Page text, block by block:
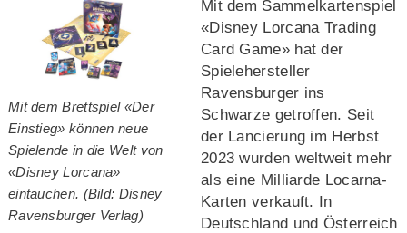
Mit dem Brettspiel «Der
Einstieg» können neue
Spielende in die Welt von
«Disney Lorcana»
eintauchen. (Bild: Disney
Ravensburger Verlag)
Mit dem Sammelkartenspiel
«Disney Lorcana Trading
Card Game» hat der
Spielehersteller
Ravensburger ins
Schwarze getroffen. Seit
der Lancierung im Herbst
2023 wurden weltweit mehr
als eine Milliarde Locarna-
Karten verkauft. In
Deutschland und Österreich